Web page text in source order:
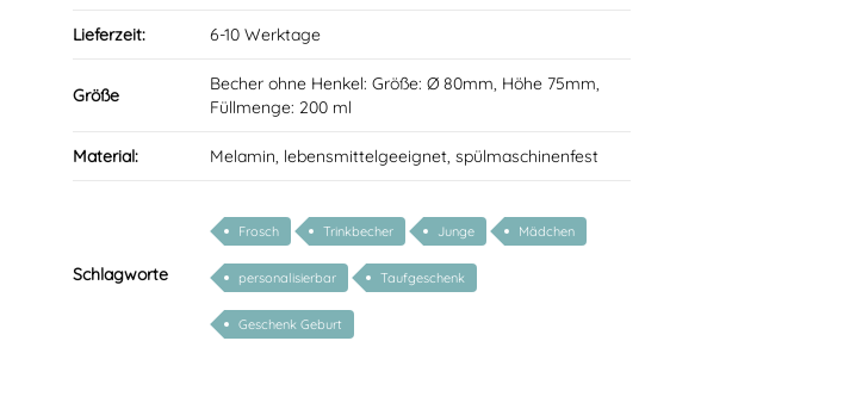
Lieferzeit: 6-10 Werktage
Größe
Becher ohne Henkel: Größe: Ø 80mm, Höhe 75mm,
Füllmenge: 200 ml
Material: Melamin, lebensmittelgeeignet, spülmaschinenfest
Schlagworte
Frosch Trinkbecher Junge Mädchen
personalisierbar Taufgeschenk
Geschenk Geburt